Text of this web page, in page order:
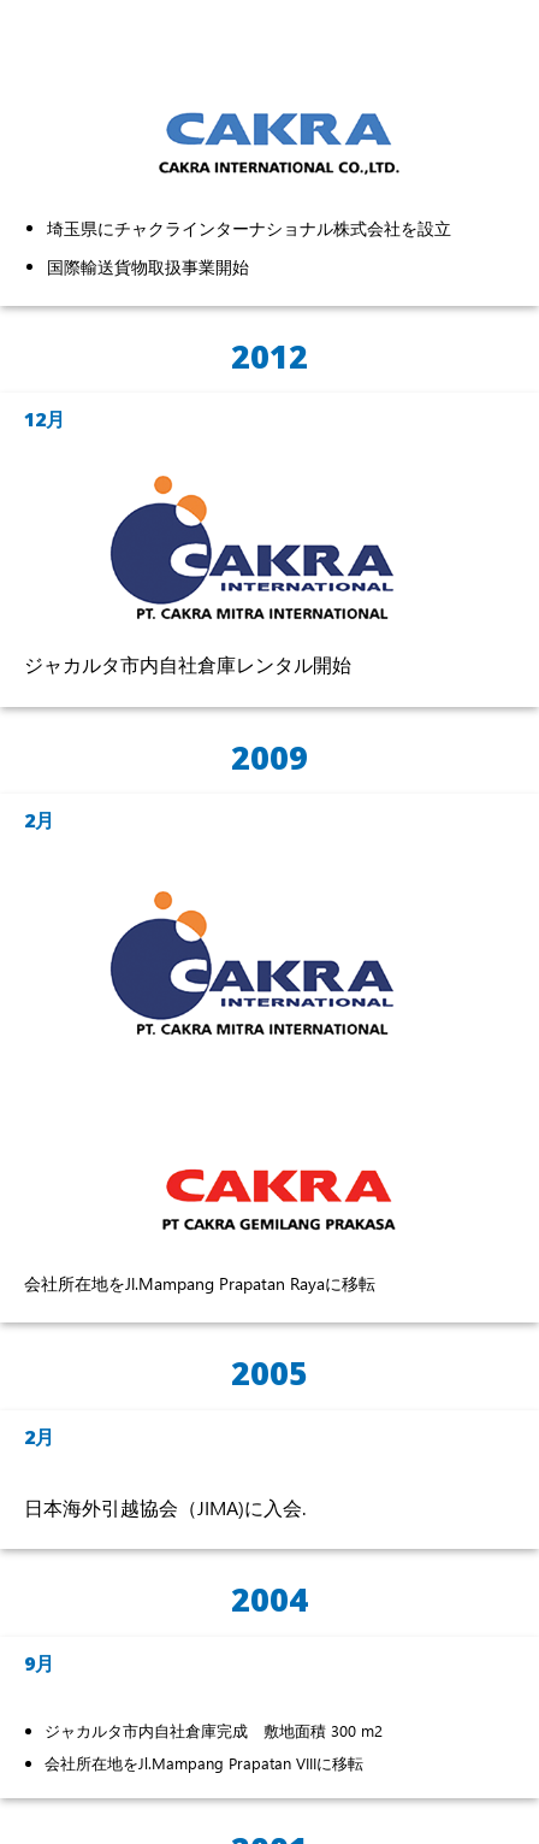
埼玉県にチャクラインターナショナル株式会社を設立
国際輸送貨物取扱事業開始
2012
12月
ジャカルタ市内自社倉庫レンタル開始
2月
会社所在地をJl.Mampang Prapatan Rayaに移転
2009
2005
2月
日本海外引越協会（JIMA)に入会.
9月
ジャカルタ市内自社倉庫完成 敷地面積 300 m2
会社所在地をJl.Mampang Prapatan VIIIに移転
2004